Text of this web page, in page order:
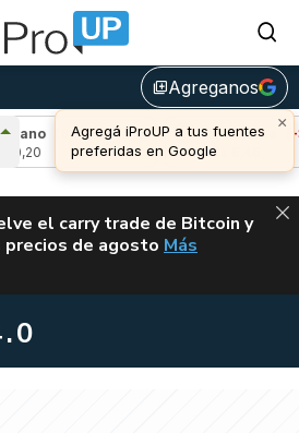
library_addAgreganos
(6,70%)
Avalanche (-3,31%)
u$s 6,46
ALERTA
el carry trade de Bitcoin y
de agosto VUELVE EL
Más